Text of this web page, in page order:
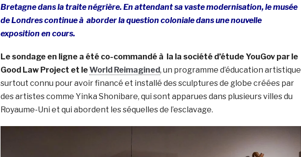
Bretagne dans la traite négrière. En attendant sa vaste modernisation, le musée
de Londres continue à aborder la question coloniale dans une nouvelle
exposition en cours.
Le sondage en ligne a été co-commandé à la la société d’étude YouGov par le
Good Law Project et leWorld Reimagined, un programme d’éducation artistique
surtout connu pour avoir financé et installé des sculptures de globe créées par
des artistes comme Yinka Shonibare, qui sont apparues dans plusieurs villes du
Royaume-Uni et qui abordent les séquelles de l’esclavage.